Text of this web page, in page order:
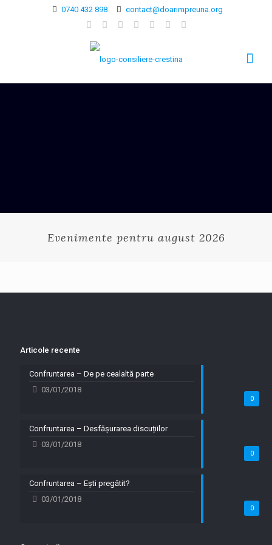
0740 432 898 contact@doarimpreuna.org
Evenimente pentru august 2026
Articole recente
0
Confruntarea – De pe cealaltă parte
03/01/2018
0
Confruntarea – Desfășurarea discuțiilor
03/01/2018
0
Confruntarea – Ești pregătit?
03/01/2018